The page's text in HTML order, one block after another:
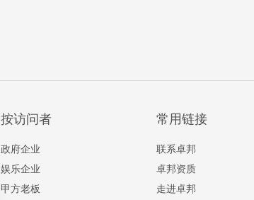
按访问者
政府企业
娱乐企业
甲方老板
常用链接
联系卓邦
卓邦资质
走进卓邦